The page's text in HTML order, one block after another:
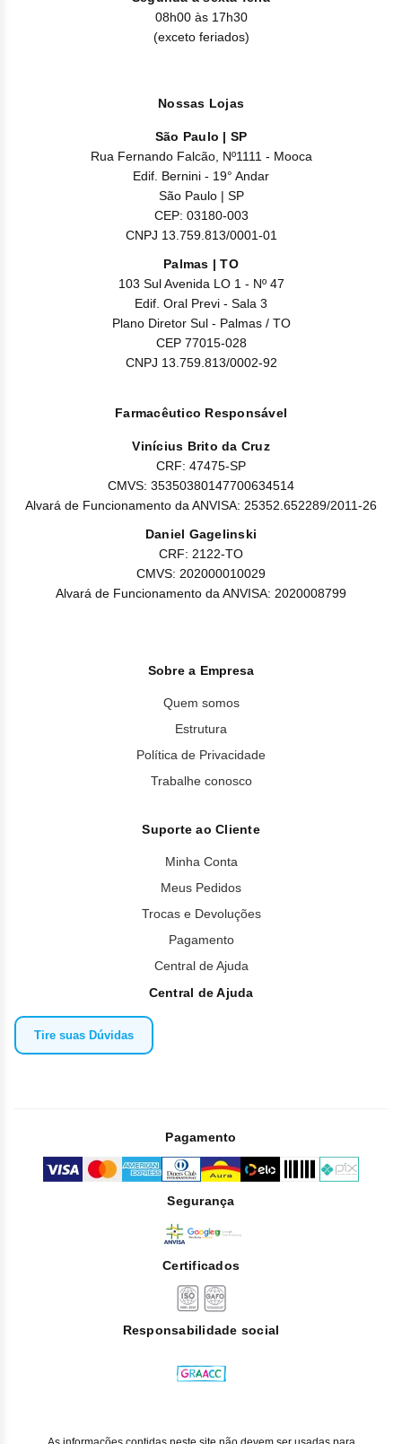
08h00 às 17h30
(exceto feriados)
Nossas Lojas
São Paulo | SP
Rua Fernando Falcão, Nº1111 - Mooca
Edif. Bernini - 19° Andar
São Paulo | SP
CEP: 03180-003
CNPJ 13.759.813/0001-01
Palmas | TO
103 Sul Avenida LO 1 - Nº 47
Edif. Oral Previ - Sala 3
Plano Diretor Sul - Palmas / TO
CEP 77015-028
CNPJ 13.759.813/0002-92
Farmacêutico Responsável
Vinícius Brito da Cruz
CRF: 47475-SP
CMVS: 35350380147700634514
Alvará de Funcionamento da ANVISA: 25352.652289/2011-26
Daniel Gagelinski
CRF: 2122-TO
CMVS: 202000010029
Alvará de Funcionamento da ANVISA: 2020008799
Sobre a Empresa
Quem somos
Estrutura
Política de Privacidade
Trabalhe conosco
Suporte ao Cliente
Minha Conta
Meus Pedidos
Trocas e Devoluções
Pagamento
Central de Ajuda
Central de Ajuda
Tire suas Dúvidas
Pagamento
Segurança
Certificados
Responsabilidade social